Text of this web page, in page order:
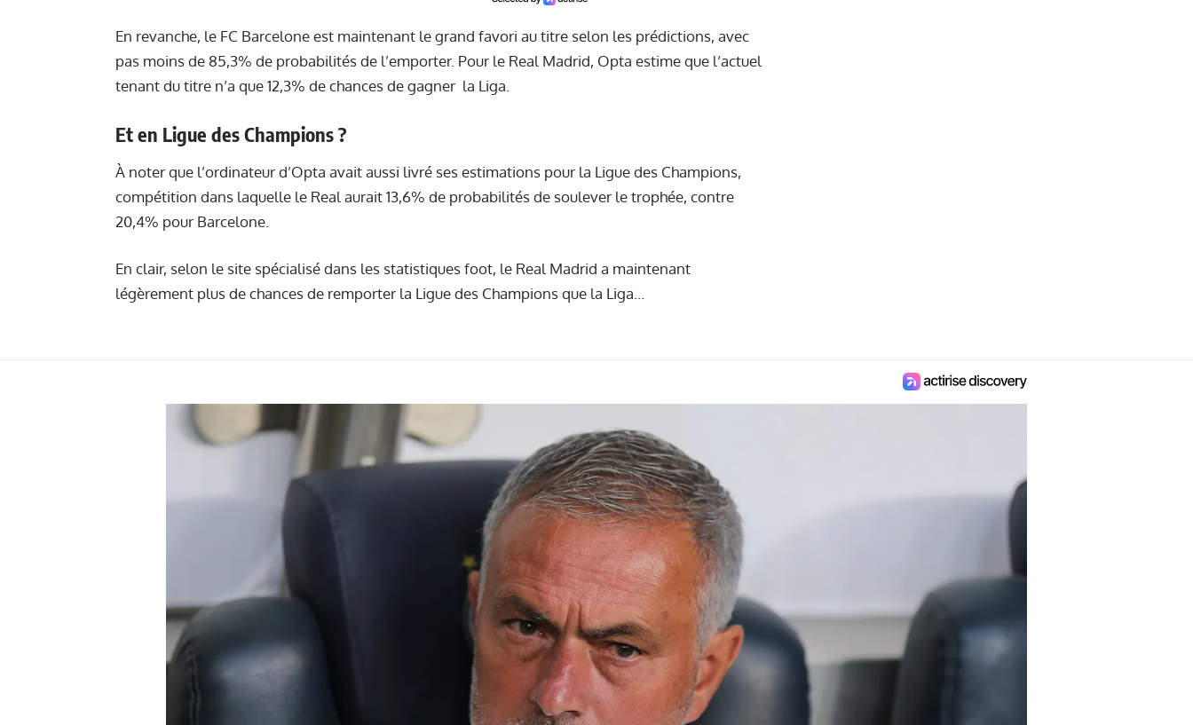
En revanche, le FC Barcelone est maintenant le grand favori au titre selon les prédictions, avec
pas moins de 85,3% de probabilités de l’emporter. Pour le Real Madrid, Opta estime que l’actuel
tenant du titre n’a que 12,3% de chances de gagner la Liga.
Et en Ligue des Champions ?
À noter que l’ordinateur d’Opta avait aussi livré ses estimations pour la Ligue des Champions,
compétition dans laquelle le Real aurait 13,6% de probabilités de soulever le trophée, contre
20,4% pour Barcelone.
En clair, selon le site spécialisé dans les statistiques foot, le Real Madrid a maintenant
légèrement plus de chances de remporter la Ligue des Champions que la Liga…